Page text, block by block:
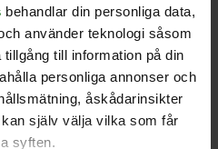
behandlar din personliga data,
använder teknologi såsom
till information på din
personliga annonser och
åskådarinsikter
själv välja vilka som får
syften.